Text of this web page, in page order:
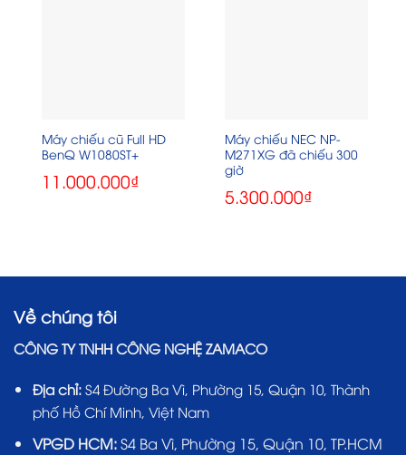
Máy chiếu cũ Full HD
BenQ W1080ST+
11.000.000₫
Máy chiếu NEC NP-
M271XG đã chiếu 300
giờ
5.300.000₫
Về chúng tôi
CÔNG TY TNHH CÔNG NGHỆ ZAMACO
Địa chỉ: S4 Đường Ba Vì, Phường 15, Quận 10, Thành
phố Hồ Chí Minh, Việt Nam
VPGD HCM:S4 Ba Vì, Phường 15, Quận 10, TP.HCM